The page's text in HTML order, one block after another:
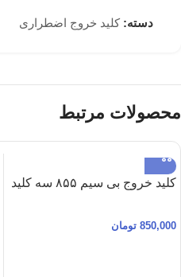
دسته: کلید خروج اضطراری
محصولات مرتبط
کلید خروج بی سیم ۸۵۵ سه کلید
850,000 تومان